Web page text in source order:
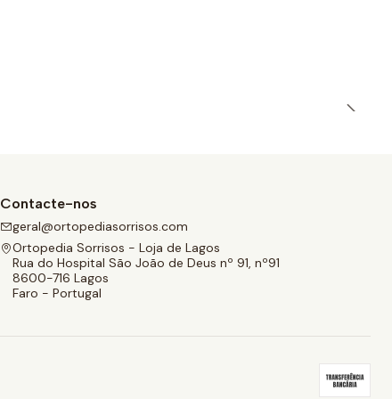
Contacte-nos
geral@ortopediasorrisos.com
Ortopedia Sorrisos - Loja de Lagos
Rua do Hospital São João de Deus nº 91, nº91
8600-716 Lagos
Faro - Portugal